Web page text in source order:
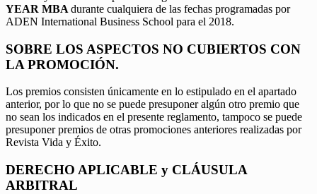
YEAR MBA durante cualquiera de las fechas programadas por
ADEN International Business School para el 2018.
SOBRE LOS ASPECTOS NO CUBIERTOS CON
LA PROMOCIÓN.
Los premios consisten únicamente en lo estipulado en el apartado
anterior, por lo que no se puede presuponer algún otro premio que
no sean los indicados en el presente reglamento, tampoco se puede
presuponer premios de otras promociones anteriores realizadas por
Revista Vida y Éxito.
DERECHO APLICABLE y CLÁUSULA
ARBITRAL